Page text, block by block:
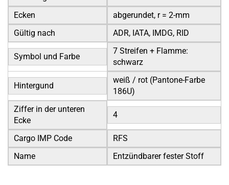
Ecken
abgerundet, r = 2-mm
Gültig nach
ADR, IATA, IMDG, RID
Symbol und Farbe
7 Streifen + Flamme:
schwarz
Hintergund
weiß / rot (Pantone-Farbe
186U)
Ziffer in der unteren
Ecke
4
Cargo IMP Code
RFS
Name
Entzündbarer fester Stoff